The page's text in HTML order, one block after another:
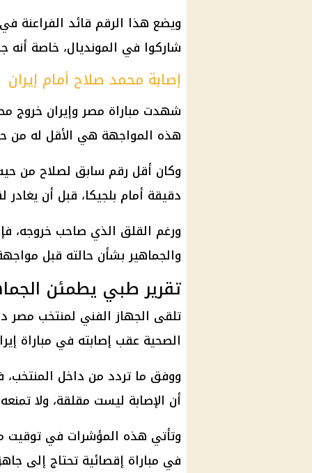
ويضع هذا الرقم قائد الفراعنة
شاركوا في المونديال، خاصة أنه
إصابة محمد صلاح أمام إيران
هذه المواجهة هي الأقل له من
دقيقة أمام بلجيكا، قبل أن يغادر لقاء
ورغم القلق الذي صاحب خروجه،
والجماهير بشأن حالته قبل مواجهة
تقرير طبي يطمئن
تلقى الجهاز الفني لمنتخب مصر
الصحية عقب إصابته في مباراة
ووفق ما تردد من داخل
أن الإصابة ليست مقلقة، ولا
وتأتي هذه المؤشرات في توقيت
في مباراة إقصائية تحتاج إلى